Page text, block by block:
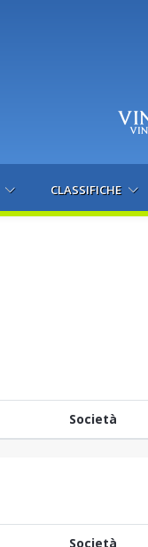
CLASSIFICHE
Società
Società